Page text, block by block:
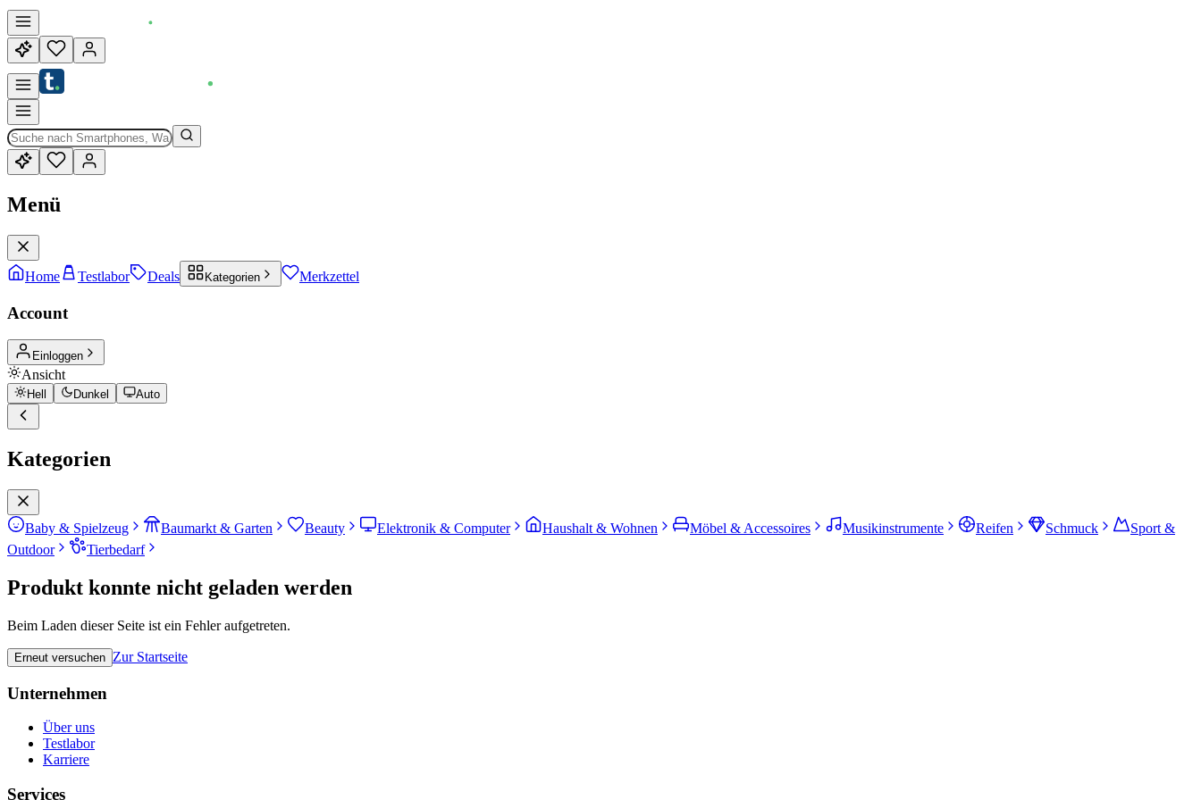
Menü
Home Testlabor Deals Kategorien Merkzettel
Account
Einloggen
Ansicht
Hell Dunkel Auto
Kategorien
Baby & Spielzeug Baumarkt & Garten Beauty Elektronik & Computer Haushalt & Wohnen Möbel & Accessoires Musikinstrumente Reifen Schmuck
Sport &
Outdoor
Tierbedarf
Produkt konnte nicht geladen werden
Beim Laden dieser Seite ist ein Fehler aufgetreten.
Erneut versuchen Zur Startseite
Unternehmen
Über uns
Testlabor
Karriere
Services